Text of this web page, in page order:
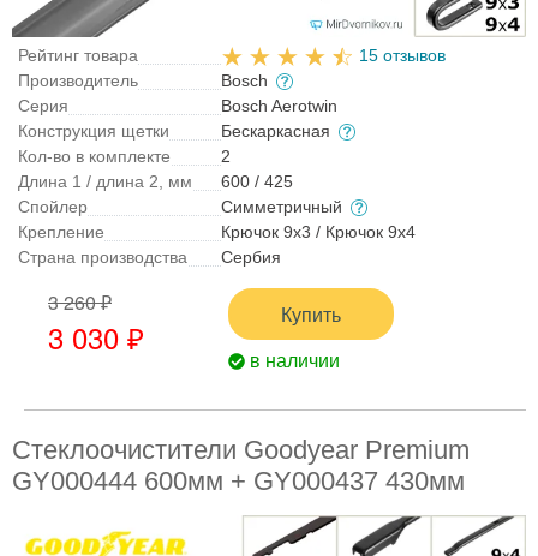
Рейтинг товара
15 отзывов
Производитель
Bosch
Серия
Bosch Aerotwin
Конструкция щетки
Бескаркасная
Кол-во в комплекте
2
Длина 1 / длина 2, мм
600 / 425
Спойлер
Симметричный
Крепление
Крючок 9x3 / Крючок 9x4
Страна производства
Сербия
3 260 ₽
3 030 ₽
Купить
в наличии
Стеклоочистители Goodyear Premium
GY000444 600мм + GY000437 430мм